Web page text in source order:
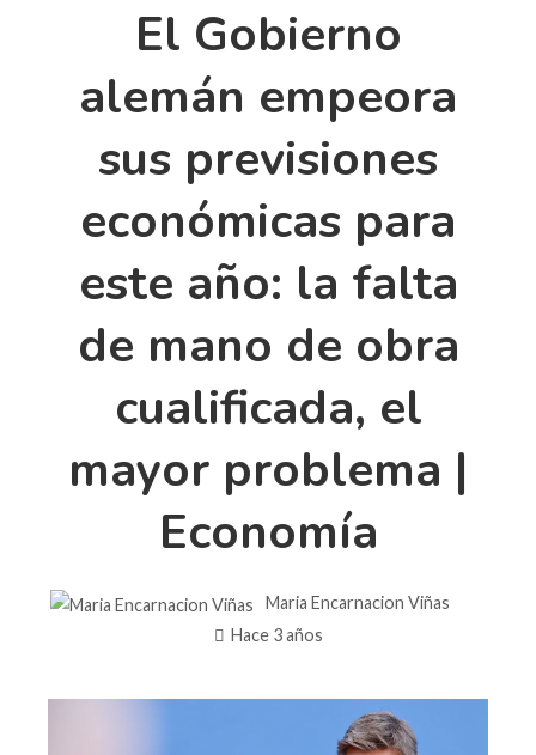
El Gobierno
alemán empeora
sus previsiones
económicas para
este año: la falta
de mano de obra
cualificada, el
mayor problema |
Economía
Maria Encarnacion Viñas
Hace 3 años